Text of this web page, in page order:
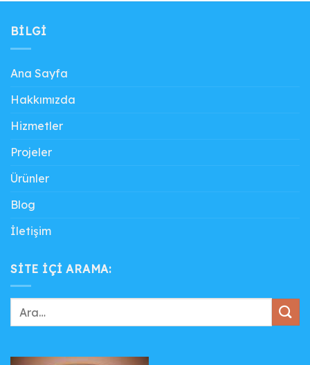
BILGI
Ana Sayfa
Hakkımızda
Hizmetler
Projeler
Ürünler
Blog
İletişim
SITE IÇI ARAMA: